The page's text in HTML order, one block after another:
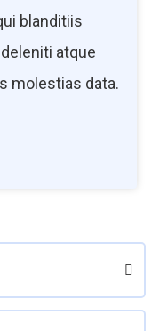
blanditiis
atque
molestias data.